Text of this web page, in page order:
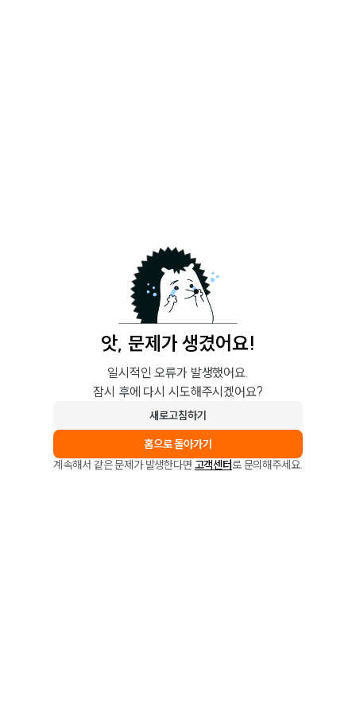
앗, 문제가 생겼어요!
일시적인 오류가 발생했어요.
잠시 후에 다시 시도해주시겠어요?
새로고침하기
홈으로 돌아가기
계속해서 같은 문제가 발생한다면 고객센터로 문의해주세요.